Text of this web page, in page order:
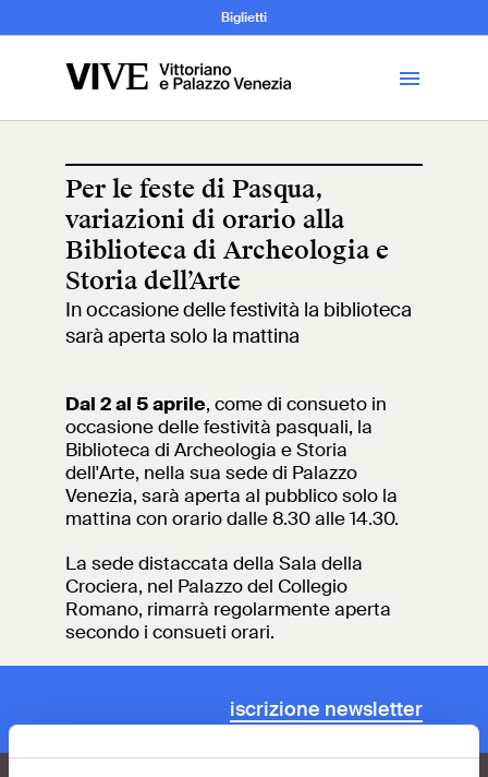
Visita
News
Educazione
Scuole
Ricerca
Cantiere aperto
Mostre ed eventi
Incontriamoci al
Collegio Romano
Al centro di Roma
Biglietti
Per le feste di Pasqua,
variazioni di orario alla
Biblioteca di Archeologia e
Storia dell’Arte
In occasione delle festività la biblioteca
sarà aperta solo la mattina
Dal 2 al 5 aprile, come di consueto in
occasione delle festività pasquali, la
Biblioteca di Archeologia e Storia
dell'Arte, nella sua sede di Palazzo
Venezia, sarà aperta al pubblico solo la
mattina con orario dalle 8.30 alle 14.30.
La sede distaccata della Sala della
Crociera, nel Palazzo del Collegio
Romano, rimarrà regolarmente aperta
secondo i consueti orari.
iscrizione newsletter